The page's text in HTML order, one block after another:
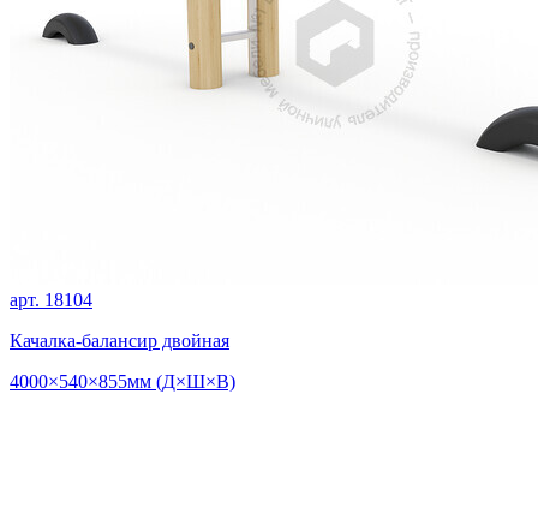
арт. 18104
Качалка-балансир двойная
4000×540×855мм (Д×Ш×В)